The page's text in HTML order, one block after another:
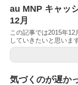
au MNP キャッ
12月
この記事では2015年
していきたいと思います
気づくのが遅か